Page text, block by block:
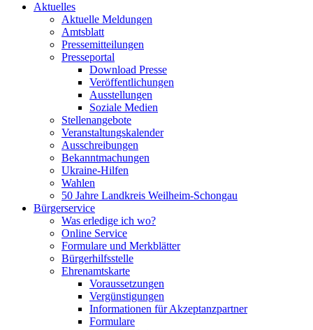
Aktuelles
Aktuelle Meldungen
Amtsblatt
Pressemitteilungen
Presseportal
Download Presse
Veröffentlichungen
Ausstellungen
Soziale Medien
Stellenangebote
Veranstaltungskalender
Ausschreibungen
Bekanntmachungen
Ukraine-Hilfen
Wahlen
50 Jahre Landkreis Weilheim-Schongau
Bürgerservice
Was erledige ich wo?
Online Service
Formulare und Merkblätter
Bürgerhilfsstelle
Ehrenamtskarte
Voraussetzungen
Vergünstigungen
Informationen für Akzeptanzpartner
Formulare